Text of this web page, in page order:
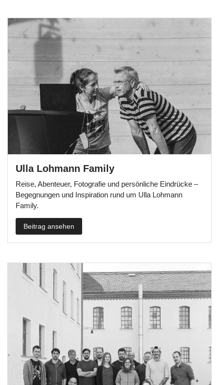
Ulla Lohmann Family
Reise, Abenteuer, Fotografie und persönliche Eindrücke –
Begegnungen und Inspiration rund um Ulla Lohmann
Family.
Beitrag ansehen